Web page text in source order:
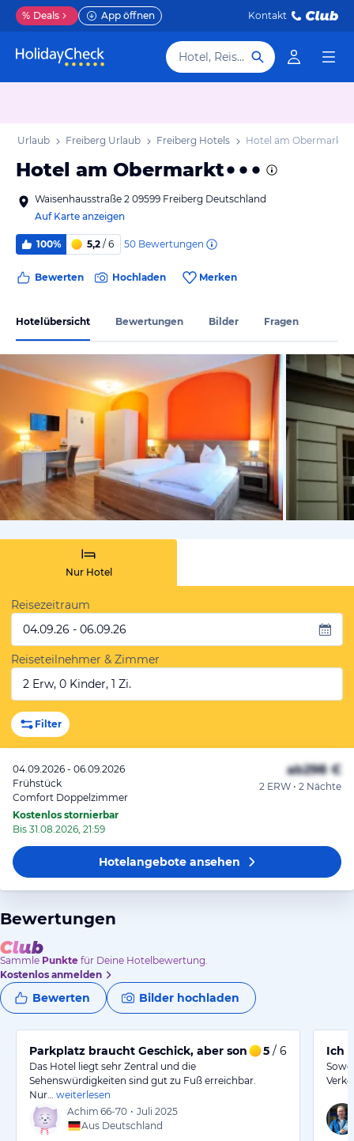
% Deals App öffnen Kontakt
Hotel, Reiseziel
Urlaub Freiberg Urlaub Freiberg Hotels Hotel am Obermarkt
Hotel am Obermarkt
Waisenhausstraße 2 09599 Freiberg Deutschland
Auf Karte anzeigen
100% 5,2 / 6 50 Bewertungen
Bewerten Hochladen Merken
Hotelübersicht Bewertungen Bilder Fragen
vom
Nur Hotel
Reisezeitraum
04.09.26 - 06.09.26
Reiseteilnehmer & Zimmer
2 Erw, 0 Kinder, 1 Zi.
Filter
04.09.2026 - 06.09.2026
Frühstück
Comfort Doppelzimmer
Kostenlos stornierbar
Bis 31.08.2026, 21:59
ab298 €
2 ERW • 2 Nächte
Hotelangeboteansehen
Bewertungen
Sammle Punkte für Deine Hotelbewertung.
Kostenlos anmelden
Bewerten Bilder hochladen
Parkplatz braucht Geschick, aber sonst ein
5 / 6
Das Hotel liegt sehr Zentral und die
Sehenswürdigkeiten sind gut zu Fuß erreichbar.
Nur…
weiterlesen
Achim 66-70 • Juli 2025
Aus Deutschland
Ich